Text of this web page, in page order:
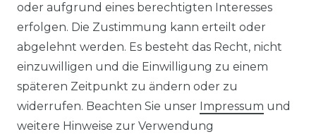
oder aufgrund eines berechtigten Interesses
erfolgen. Die Zustimmung kann erteilt oder
abgelehnt werden. Es besteht das Recht, nicht
einzuwilligen und die Einwilligung zu einem
späteren Zeitpunkt zu ändern oder zu
widerrufen. Beachten Sie unser Impressum und
weitere Hinweise zur Verwendung